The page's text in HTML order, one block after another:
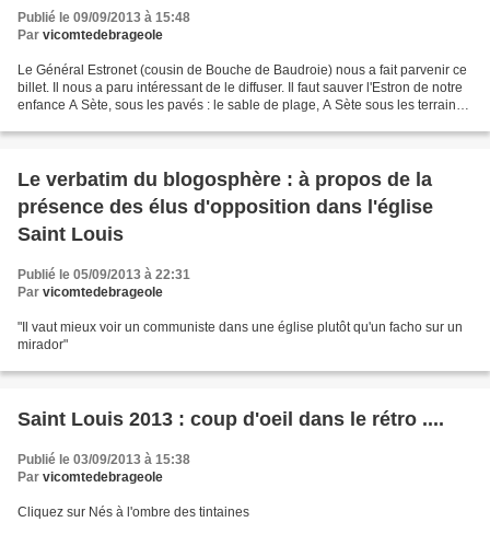
Publié le 09/09/2013 à 15:48
Par vicomtedebrageole
Le Général Estronet (cousin de Bouche de Baudroie) nous a fait parvenir ce
billet. Il nous a paru intéressant de le diffuser. Il faut sauver l'Estron de notre
enfance A Sète, sous les pavés : le sable de plage, A Sète sous les terrains
Le verbatim du blogosphère : à propos de la
présence des élus d'opposition dans l'église
Saint Louis
Publié le 05/09/2013 à 22:31
Par vicomtedebrageole
"Il vaut mieux voir un communiste dans une église plutôt qu'un facho sur un
mirador"
Saint Louis 2013 : coup d'oeil dans le rétro ....
Publié le 03/09/2013 à 15:38
Par vicomtedebrageole
Cliquez sur Nés à l'ombre des tintaines